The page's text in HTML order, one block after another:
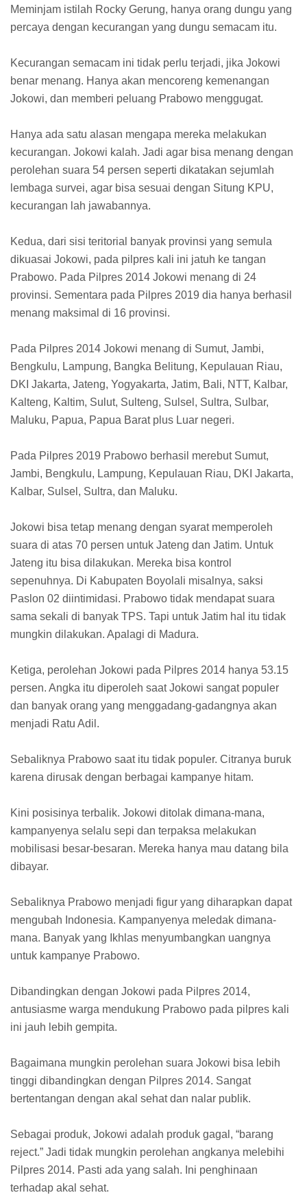
Meminjam istilah Rocky Gerung, hanya orang dungu yang
percaya dengan kecurangan yang dungu semacam itu.
Kecurangan semacam ini tidak perlu terjadi, jika Jokowi
benar menang. Hanya akan mencoreng kemenangan
Jokowi, dan memberi peluang Prabowo menggugat.
Hanya ada satu alasan mengapa mereka melakukan
kecurangan. Jokowi kalah. Jadi agar bisa menang dengan
perolehan suara 54 persen seperti dikatakan sejumlah
lembaga survei, agar bisa sesuai dengan Situng KPU,
kecurangan lah jawabannya.
Kedua, dari sisi teritorial banyak provinsi yang semula
dikuasai Jokowi, pada pilpres kali ini jatuh ke tangan
Prabowo. Pada Pilpres 2014 Jokowi menang di 24
provinsi. Sementara pada Pilpres 2019 dia hanya berhasil
menang maksimal di 16 provinsi.
Pada Pilpres 2014 Jokowi menang di Sumut, Jambi,
Bengkulu, Lampung, Bangka Belitung, Kepulauan Riau,
DKI Jakarta, Jateng, Yogyakarta, Jatim, Bali, NTT, Kalbar,
Kalteng, Kaltim, Sulut, Sulteng, Sulsel, Sultra, Sulbar,
Maluku, Papua, Papua Barat plus Luar negeri.
Pada Pilpres 2019 Prabowo berhasil merebut Sumut,
Jambi, Bengkulu, Lampung, Kepulauan Riau, DKI Jakarta,
Kalbar, Sulsel, Sultra, dan Maluku.
Jokowi bisa tetap menang dengan syarat memperoleh
suara di atas 70 persen untuk Jateng dan Jatim. Untuk
Jateng itu bisa dilakukan. Mereka bisa kontrol
sepenuhnya. Di Kabupaten Boyolali misalnya, saksi
Paslon 02 diintimidasi. Prabowo tidak mendapat suara
sama sekali di banyak TPS. Tapi untuk Jatim hal itu tidak
mungkin dilakukan. Apalagi di Madura.
Ketiga, perolehan Jokowi pada Pilpres 2014 hanya 53.15
persen. Angka itu diperoleh saat Jokowi sangat populer
dan banyak orang yang menggadang-gadangnya akan
menjadi Ratu Adil.
Sebaliknya Prabowo saat itu tidak populer. Citranya buruk
karena dirusak dengan berbagai kampanye hitam.
Kini posisinya terbalik. Jokowi ditolak dimana-mana,
kampanyenya selalu sepi dan terpaksa melakukan
mobilisasi besar-besaran. Mereka hanya mau datang bila
dibayar.
Sebaliknya Prabowo menjadi figur yang diharapkan dapat
mengubah Indonesia. Kampanyenya meledak dimana-
mana. Banyak yang Ikhlas menyumbangkan uangnya
untuk kampanye Prabowo.
Dibandingkan dengan Jokowi pada Pilpres 2014,
antusiasme warga mendukung Prabowo pada pilpres kali
ini jauh lebih gempita.
Bagaimana mungkin perolehan suara Jokowi bisa lebih
tinggi dibandingkan dengan Pilpres 2014. Sangat
bertentangan dengan akal sehat dan nalar publik.
Sebagai produk, Jokowi adalah produk gagal, “barang
reject.” Jadi tidak mungkin perolehan angkanya melebihi
Pilpres 2014. Pasti ada yang salah. Ini penghinaan
terhadap akal sehat.